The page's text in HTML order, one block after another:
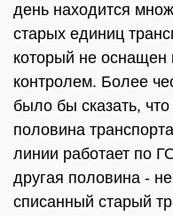
день находится
старых единиц
который не оснащен
контролем. Более
было бы сказать, что
половина
линии работает по
другая половина - не
списанный старый